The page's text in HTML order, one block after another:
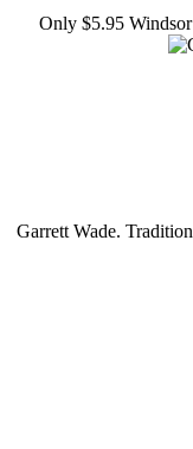
Only $5.95
Garrett Wade.